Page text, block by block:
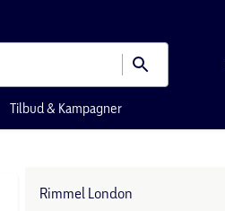
Tilbud & Kampagner
Rimmel London